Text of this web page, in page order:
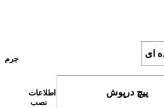
جرم
ای
اطلاعات
نصب
پیچ درپوش